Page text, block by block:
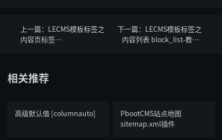
上一篇： LECMS模板标签之
内容页标签
下一篇： LECMS模板标签之
内容列表 block_list-教程-
相关推荐
高级默认值 [columnauto]
PbootCMS站点地图
sitemap.xml插件